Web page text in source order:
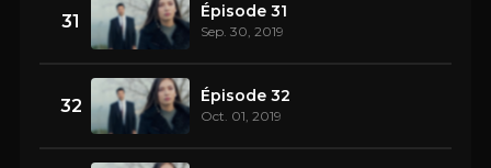
31 Épisode 31
Sep. 30, 2019
32 Épisode 32
Oct. 01, 2019